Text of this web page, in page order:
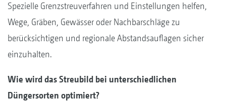
Spezielle Grenzstreuverfahren und Einstellungen helfen,
Wege, Gräben, Gewässer oder Nachbarschläge zu
berücksichtigen und regionale Abstandsauflagen sicher
einzuhalten.
Wie wird das Streubild bei unterschiedlichen
Düngersorten optimiert?